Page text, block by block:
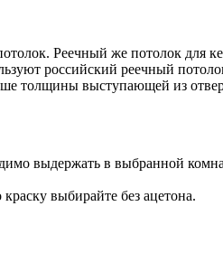
Реечный же потолок для
российский реечный
выступающей из
выдержать в выбранной
выбирайте без ацетона.